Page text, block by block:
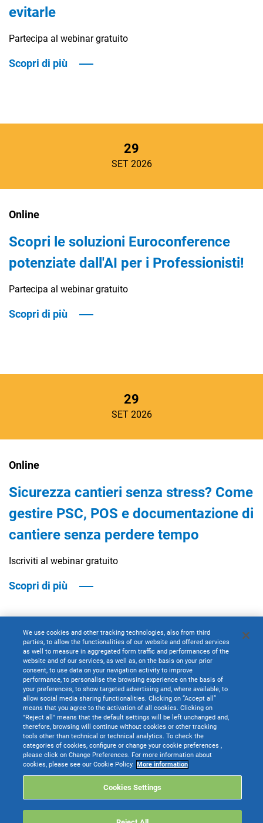
evitarle
Partecipa al webinar gratuito
Scopri di più
29
SET 2026
Online
Scopri le soluzioni Euroconference
potenziate dall'AI per i Professionisti!
Partecipa al webinar gratuito
Scopri di più
29
SET 2026
Online
Sicurezza cantieri senza stress? Come
gestire PSC, POS e documentazione di
cantiere senza perdere tempo
Iscriviti al webinar gratuito
Scopri di più
30
SET 2026
Online
Beyond Innovation & AI - Forum online
Nel terzo giorno il focus si sposta sui temi: PERSONE E
We use cookies and other tracking technologies, also from third
parties, to allow the functionalities of our website and offered services
as well to measure in aggregated form traffic and performances of the
website and of our services, as well as, on the basis on your prior
consent, to use data on your navigation activity to improve
performance, to personalise the browsing experience on the basis of
your preferences, to show targeted advertising and, where available, to
allow social media sharing functionalities. Clicking on “Accept all”
means that you agree to the activation of all cookies. Clicking on
"Reject all" means that the default settings will be left unchanged and,
therefore, browsing will continue without cookies or other tracking
tools other than technical or technical analytics. To check the
categories of cookies, configure or change your cookie preferences ,
please click on Change Preferences. For more information about
cookies, please see our Cookie Policy. More information
Cookies Settings